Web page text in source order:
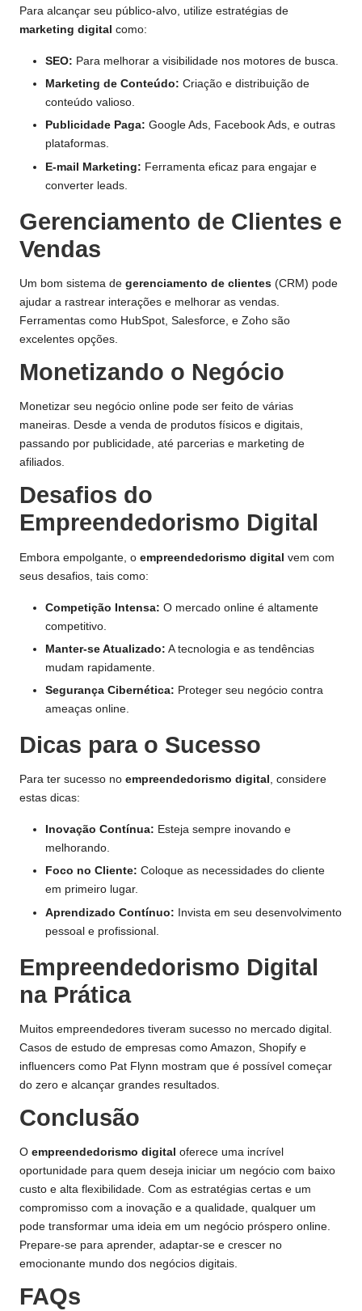
Para alcançar seu público-alvo, utilize estratégias de
marketing digital como:
SEO: Para melhorar a visibilidade nos motores de busca.
Marketing de Conteúdo: Criação e distribuição de
conteúdo valioso.
Publicidade Paga: Google Ads, Facebook Ads, e outras
plataformas.
E-mail Marketing: Ferramenta eficaz para engajar e
converter leads.
Gerenciamento de Clientes e
Vendas
Um bom sistema de gerenciamento de clientes (CRM) pode
ajudar a rastrear interações e melhorar as vendas.
Ferramentas como HubSpot , Salesforce, e Zoho são
excelentes opções.
Monetizando o Negócio
Monetizar seu negócio online pode ser feito de várias
maneiras. Desde a venda de produtos físicos e digitais,
passando por publicidade, até parcerias e marketing de
afiliados.
Desafios do
Empreendedorismo Digital
Embora empolgante, o empreendedorismo digital vem com
seus desafios, tais como:
Competição Intensa: O mercado online é altamente
competitivo.
Manter-se Atualizado: A tecnologia e as tendências
mudam rapidamente.
Segurança Cibernética: Proteger seu negócio contra
ameaças online.
Dicas para o Sucesso
Para ter sucesso no empreendedorismo digital , considere
estas dicas:
Inovação Contínua: Esteja sempre inovando e
melhorando.
Foco no Cliente: Coloque as necessidades do cliente
em primeiro lugar.
Aprendizado Contínuo: Invista em seu desenvolvimento
pessoal e profissional.
Empreendedorismo Digital
na Prática
Muitos empreendedores tiveram sucesso no mercado digital.
Casos de estudo de empresas como Amazon, Shopify e
influencers como Pat Flynn mostram que é possível começar
do zero e alcançar grandes resultados.
Conclusão
O empreendedorismo digital oferece uma incrível
oportunidade para quem deseja iniciar um negócio com baixo
custo e alta flexibilidade. Com as estratégias certas e um
compromisso com a inovação e a qualidade, qualquer um
pode transformar uma ideia em um negócio próspero online.
Prepare-se para aprender, adaptar-se e crescer no
emocionante mundo dos negócios digitais.
FAQs